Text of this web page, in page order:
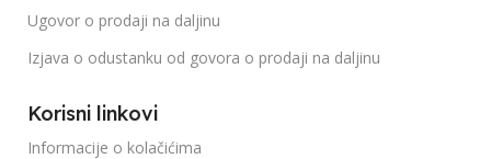
Ugovor o prodaji na daljinu
Izjava o odustanku od govora o prodaji na daljinu
Korisni linkovi
Informacije o kolačićima